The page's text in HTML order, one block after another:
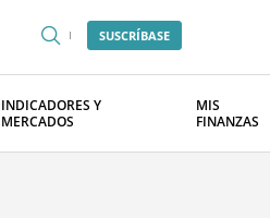
SUSCRÍBASE
INDICADORES Y
MERCADOS
MIS
FINANZAS